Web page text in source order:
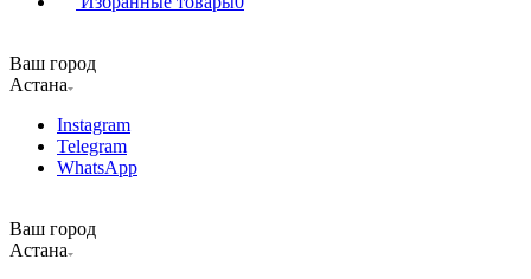
Ваш город
Астана
Instagram
Telegram
WhatsApp
Ваш город
Астана